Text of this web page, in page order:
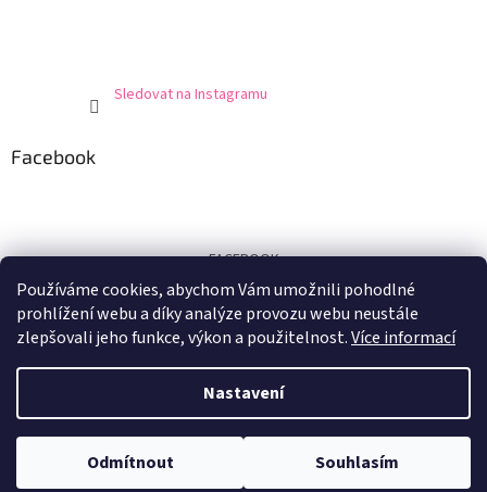
Používáme cookies, abychom Vám umožnili pohodlné
prohlížení webu a díky analýze provozu webu neustále
zlepšovali jeho funkce, výkon a použitelnost.Více informací
Nastavení
Odmítnout Souhlasím
Sledovat na Instagramu
Facebook
FACEBOOK
Certifikát
Vytvořil Shoptet
Copyright 2026E-shop U Marušky . Všechna práva vyhrazena.